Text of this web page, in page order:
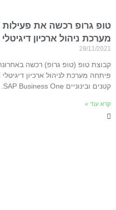
מערכת ניהול ארכיון דיגיטלי BarScan
28/11/2021
קטנים ובינוניים SAP Business One.
קרא עוד »